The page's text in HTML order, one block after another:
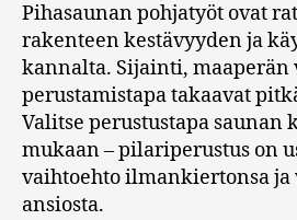
Pihasaunan pohjatyöt ovat
rakenteen kestävyyden ja
kannalta. Sijainti, maaperän
perustamistapa takaavat
Valitse perustustapa saunan
mukaan – pilariperustus on
vaihtoehto ilmankiertonsa ja
ansiosta.